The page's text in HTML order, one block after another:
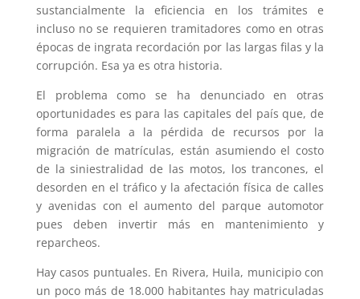
sustancialmente la eficiencia en los trámites e
incluso no se requieren tramitadores como en otras
épocas de ingrata recordación por las largas filas y la
corrupción. Esa ya es otra historia.
El problema como se ha denunciado en otras
oportunidades es para las capitales del país que, de
forma paralela a la pérdida de recursos por la
migración de matrículas, están asumiendo el costo
de la siniestralidad de las motos, los trancones, el
desorden en el tráfico y la afectación física de calles
y avenidas con el aumento del parque automotor
pues deben invertir más en mantenimiento y
reparcheos.
Hay casos puntuales. En Rivera, Huila, municipio con
un poco más de 18.000 habitantes hay matriculadas